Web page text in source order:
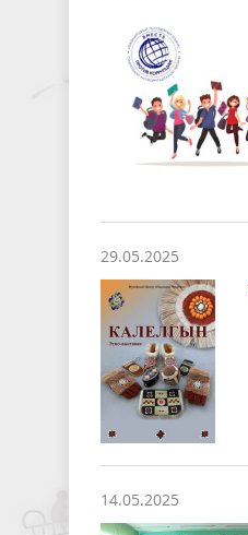
29.05.2025
14.05.2025